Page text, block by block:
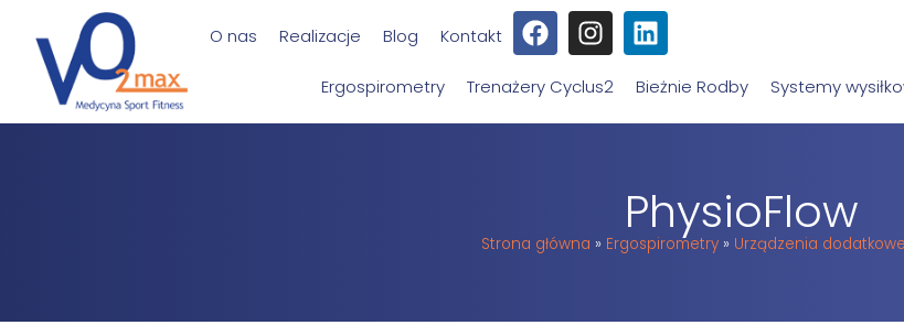
O nas Realizacje Blog Kontakt
Ergospirometry Trenażery Cyclus2 Bieżnie Rodby Systemy
PhysioFlow
Strona główna » Ergospirometry » Urządzenia dodatkowe